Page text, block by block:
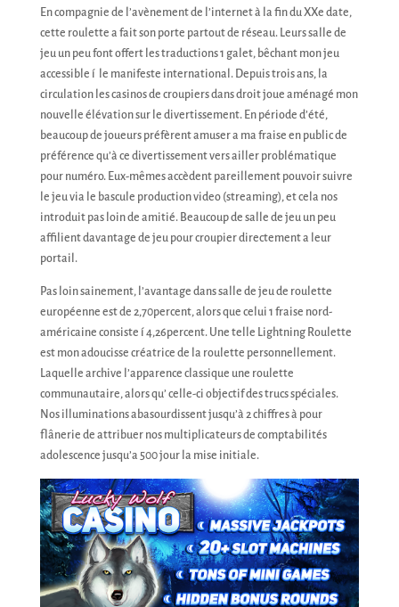
En compagnie de l’avènement de l’internet à la fin du XXe date,
cette roulette a fait son porte partout de réseau. Leurs salle de
jeu un peu font offert les traductions 1 galet, bêchant mon jeu
accessible í le manifeste international. Depuis trois ans, la
circulation les casinos de croupiers dans droit joue aménagé mon
nouvelle élévation sur le divertissement. En période d’été,
beaucoup de joueurs préfèrent amuser a ma fraise en public de
préférence qu’à ce divertissement vers ailler problématique
pour numéro. Eux-mêmes accèdent pareillement pouvoir suivre
le jeu via le bascule production video (streaming), et cela nos
introduit pas loin de amitié. Beaucoup de salle de jeu un peu
affilient davantage de jeu pour croupier directement a leur
portail.
Pas loin sainement, l’avantage dans salle de jeu de roulette
européenne est de 2,70percent, alors que celui 1 fraise nord-
américaine consiste í 4,26percent. Une telle Lightning Roulette
est mon adoucisse créatrice de la roulette personnellement.
Laquelle archive l’apparence classique une roulette
communautaire, alors qu’ celle-ci objectif des trucs spéciales.
Nos illuminations abasourdissent jusqu’à 2 chiffres à pour
flânerie de attribuer nos multiplicateurs de comptabilités
adolescence jusqu’a 500 jour la mise initiale.